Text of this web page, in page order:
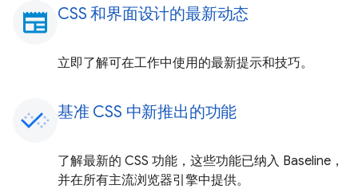
newspaper CSS 和界面设计的最新动态
立即了解可在工作中使用的最新提示和技巧。
基准 CSS 中新推出的功能
了解最新的 CSS 功能，这些功能已纳入 Baseline，
并在所有主流浏览器引擎中提供。